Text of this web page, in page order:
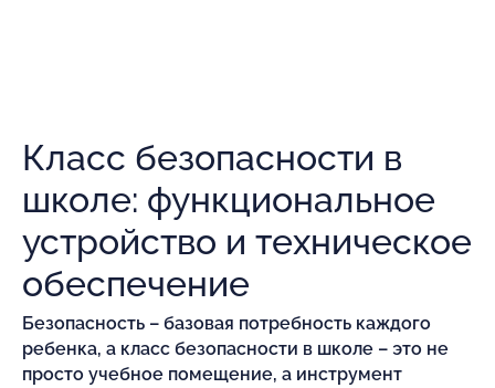
Класс безопасности в
школе: функциональное
устройство и техническое
обеспечение
Безопасность – базовая потребность каждого
ребенка, а класс безопасности в школе – это не
просто учебное помещение, а инструмент